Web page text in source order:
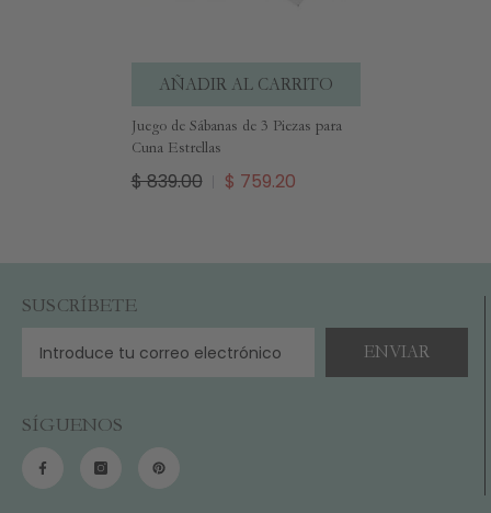
AÑADIR AL CARRITO
Juego de Sábanas de 3 Piezas para
Cuna Estrellas
$ 839.00 $ 759.20
SUSCRÍBETE
ENVIAR
SÍGUENOS